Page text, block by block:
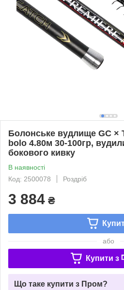
Болонське вудлище GC ×
bolo 4.80м 30-100гр,
бокового кивку
В наявності
Код: 2500078
Роздріб
3 884 ₴
або
Купити з
Що таке купити з Пром?